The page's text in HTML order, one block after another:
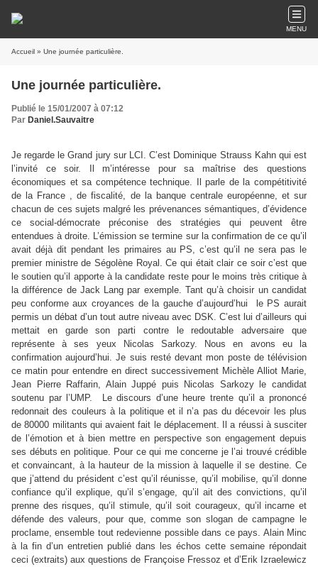
MENU
Accueil » Une journée particulière.
Une journée particulière.
Publié le 15/01/2007 à 07:12
Par Daniel.Sauvaitre
Je regarde le Grand jury sur LCI. C’est Dominique Strauss Kahn qui est
l’invité ce soir. Il m’intéresse pour sa maîtrise des questions
économiques et sa compétence technique. Il parle de la compétitivité
de la France , de fiscalité, de la banque centrale européenne, et sur
chacun de ces sujets malgré les prévenances sémantiques, d’évidence
ce social-démocrate préconise des stratégies qui peuvent être
entendues à droite. L’émission se termine sur la confirmation de ce qu’il
avait déjà dit pendant les primaires au PS, c’est qu’il ne sera pas le
premier ministre de Ségolène Royal. Ce qui était clair ce soir c’est que
le soutien qu’il apporte à la candidate reste pour le moins très critique à
la différence de Jack Lang par exemple. Tant qu’à choisir un candidat
peu conforme aux croyances de la gauche d’aujourd’hui
le PS aurait
permis un débat d’un tout autre niveau avec DSK. C’est lui d’ailleurs qui
mettait en garde son parti contre le redoutable adversaire que
représente à ses yeux Nicolas Sarkozy. Nous en avons eu la
confirmation aujourd’hui. Je suis resté devant mon poste de télévision
ce matin pour entendre en direct successivement Michèle Alliot Marie,
Jean Pierre Raffarin, Alain Juppé puis Nicolas Sarkozy le candidat
soutenu par l’UMP.
Le discours d’une heure trente qu’il a prononcé
redonnait des couleurs à la politique et il n’a pas du décevoir les plus
de 80000 militants qui avaient fait le déplacement. Il a réussi à susciter
de l’émotion et à bien mettre en perspective son engagement depuis
ses débuts en politique. Pour ce qui me concerne je l’ai trouvé crédible
et convaincant, à la hauteur de la mission à laquelle il se destine. Ce
que j’attend du président c’est qu’il réunisse, qu’il mobilise, qu’il donne
confiance qu’il explique, qu’il s’engage, qu’il ait des convictions, qu’il
prenne des risques, qu’il stimule, qu’il soit courageux, qu’il incarne et
défende des valeurs, pour que, comme son slogan de campagne le
proclame, ensemble tout redevienne possible dans ce pays. Alain Minc
à la fin d’un entretien publié dans les échos cette semaine répondait
ceci (extraits) aux questions de Françoise Fressoz et d’Erik Izraelewicz